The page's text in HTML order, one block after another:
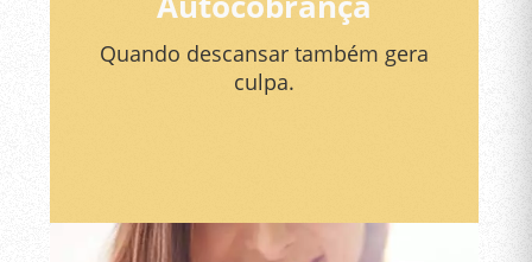
Quando descansar também gera
culpa.